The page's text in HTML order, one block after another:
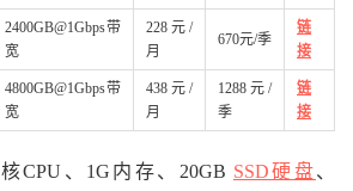
2400GB@1Gbps带
宽
228元/
月
670元/季
链
接
4800GB@1Gbps带
宽
438元/
月
1288元/
季
链
接
CPU、1G内存、20GB SSD硬盘、